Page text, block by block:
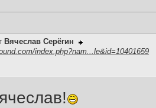
Вячеслав Серёгин
index.php?nam...le&id=10401659